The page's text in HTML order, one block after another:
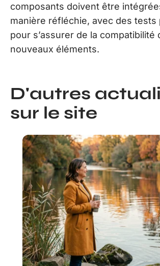
composants doivent être
manière réfléchie, avec des tests
pour s’assurer de la compatibilité
nouveaux éléments.
D'autres
sur le site